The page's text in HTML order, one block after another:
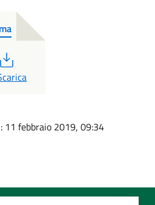
: 11 febbraio 2019, 09:34